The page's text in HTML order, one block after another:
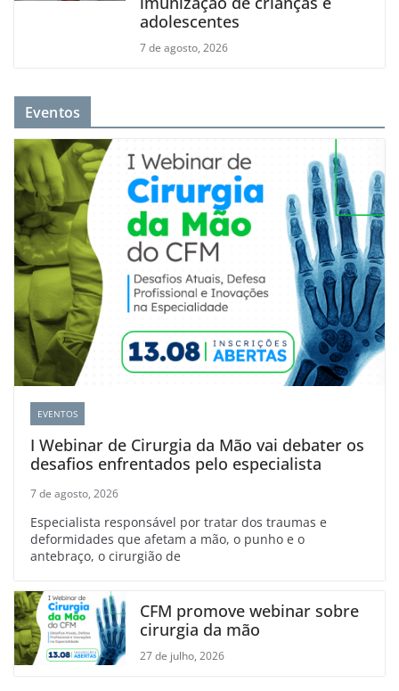
adolescentes
7 de agosto, 2026
Eventos
EVENTOS
I Webinar de Cirurgia da Mão vai debater os
desafios enfrentados pelo especialista
7 de agosto, 2026
Especialista responsável por tratar dos traumas e
deformidades que afetam a mão, o punho e o
antebraço, o cirurgião de
CFM promove webinar sobre
cirurgia da mão
27 de julho, 2026